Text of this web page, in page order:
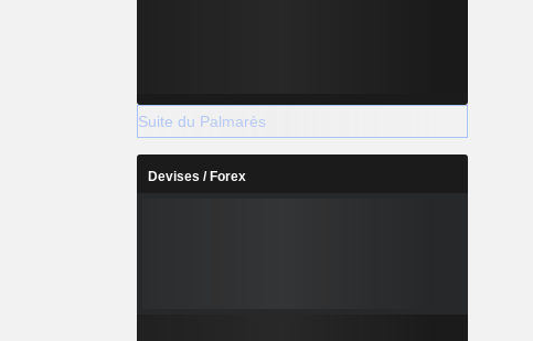
Suite du Palmarès
Devises / Forex